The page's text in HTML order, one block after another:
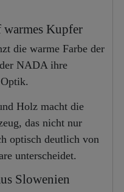
Kupfer
die warme Farbe der
NADA ihre
Holz macht die
das nicht nur
optisch deutlich von
unterscheidet.
Slowenien